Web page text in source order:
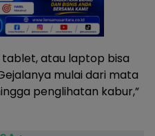
tablet, atau laptop bisa
mulai dari mata
penglihatan kabur,”